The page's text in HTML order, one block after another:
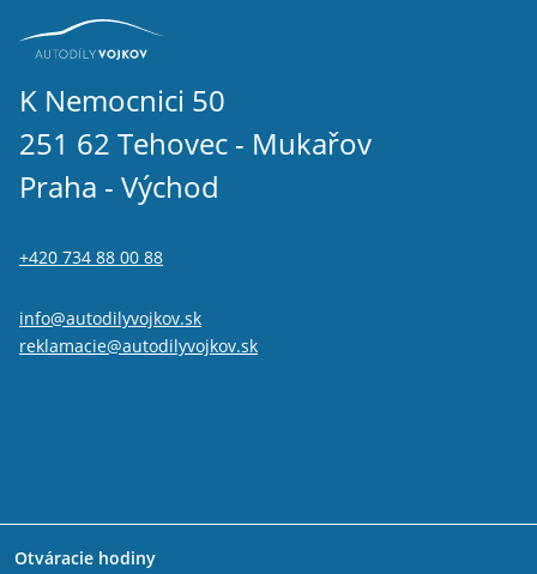
Volkswagen Tiguan II 2016-2024 2.0 TDI
Volkswagen T-roc 1.6 TDI
Volkswagen T-roc 2.0 TDI
Seat Taraco 2.0 TDi
K Nemocnici 50
251 62 Tehovec - Mukařov
Praha - Východ
+420 734 88 00 88
info@autodilyvojkov.sk
reklamacie@autodilyvojkov.sk
Otváracie hodiny